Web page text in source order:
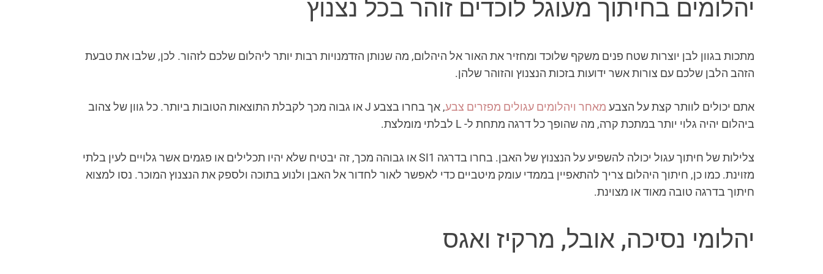
יהלומים בחיתוך מעוגל לוכדים זוהר בכל נצנוץ
מתכות בגוון לבן יוצרות שטח פנים משקף שלוכד ומחזיר את האור אל היהלום, מה שנותן הזדמנויות רבות יותר ליהלום שלכם לזהור. לכן, שלבו את טבעת
הזהב הלבן שלכם עם צורות אשר ידועות בזכות הנצנוץ והזוהר שלהן.
אתם יכולים לוותר קצת על הצבע מאחר ויהלומים עגולים מפזרים צבע
, אך בחרו בצבע J או גבוה מכך לקבלת התוצאות הטובות ביותר. כל גוון של צהוב
ביהלום יהיה גלוי יותר במתכת קרה, מה שהופך כל דרגה מתחת ל- L לבלתי מומלצת.
צלילות של חיתוך עגול יכולה להשפיע על הנצנוץ של האבן. בחרו בדרגה SI1 או גבוהה מכך, זה יבטיח שלא יהיו תכלילים או פגמים אשר גלויים לעין בלתי
מזוינת. כמו כן, חיתוך היהלום צריך להתאפיין בממדי עומק מיטביים כדי לאפשר לאור לחדור אל האבן ולנוע בתוכה ולספק את הנצנוץ המוכר. נסו למצוא
חיתוך בדרגה טובה מאוד או מצוינת.
יהלומי נסיכה, אובל, מרקיז ואגס